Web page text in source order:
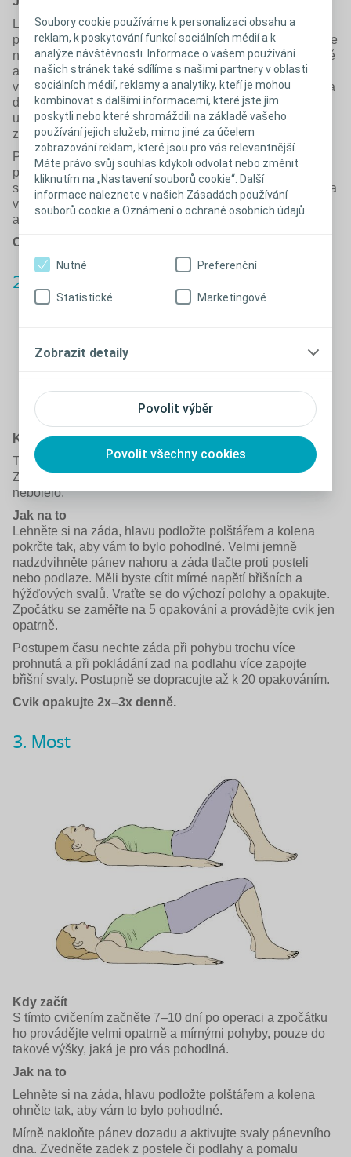
Soubory cookie používáme k personalizaci obsahu a
reklam, k poskytování funkcí sociálních médií a k
analýze návštěvnosti. Informace o vašem používání
našich stránek také sdílíme s našimi partnery v oblasti
sociálních médií, reklamy a analytiky, kteří je mohou
kombinovat s dalšími informacemi, které jste jim
poskytli nebo které shromáždili na základě vašeho
používání jejich služeb, mimo jiné za účelem
zobrazování reklam, které jsou pro vás relevantnější.
Máte právo svůj souhlas kdykoli odvolat nebo změnit
kliknutím na „Nastavení souborů cookie“. Další
informace naleznete v našich Zásadách používání
souborů cookie a Oznámení o ochraně osobních údajů.
Povolit výběr
Povolit všechny cookies
Nutné Preferenční
Statistické Marketingové
Zobrazit detaily
Lehněte si na záda, hlavu si podepřete polštářem a
pokrčte kolena tak, aby vám to bylo pohodlné. Zhluboka se
nadechněte a pomalu vydechněte ústy. Při výdechu jemně
aktivujte hluboké svaly v dolní části břicha. Měli byste cítit
velmi jemný tlak. Nesnažte se zvedat pánev ani tlačit záda
do postele. Vydržte to po dobu 3–5 sekund a poté se
uvolněte. Volně dýchejte, odpočiňte si a následně cvik
zopakujte 3–5krát.
Postupem času můžete cvičení provádět na podlaze bez
polštáře a snažit se o výraznější tlak. Vydržte jej 10–15
sekund a během této doby 2–3krát zhluboka nadechněte a
vydechněte. Opakujte až 5krát. Položte si ruce na břicho,
abyste mohli lépe kontrolovat a vnímat aktivaci svalů.
Cvik opakujte 2x–3x denně.
2. Naklánění pánve
Kdy začít
Toto cvičení lze provádět již několik dní po operaci.
Začněte velmi opatrně a cvičte jen tak, aby vás to
nebolelo.
Jak na to
Lehněte si na záda, hlavu podložte polštářem a kolena
pokrčte tak, aby vám to bylo pohodlné. Velmi jemně
nadzdvihněte pánev nahoru a záda tlačte proti posteli
nebo podlaze. Měli byste cítit mírné napětí břišních a
hýžďových svalů. Vraťte se do výchozí polohy a opakujte.
Zpočátku se zaměřte na 5 opakování a provádějte cvik jen
opatrně.
Postupem času nechte záda při pohybu trochu více
prohnutá a při pokládání zad na podlahu více zapojte
břišní svaly. Postupně se dopracujte až k 20 opakováním.
Cvik opakujte 2x–3x denně.
3. Most
Kdy začít
S tímto cvičením začněte 7–10 dní po operaci a zpočátku
ho provádějte velmi opatrně a mírnými pohyby, pouze do
takové výšky, jaká je pro vás pohodlná.
Jak na to
Lehněte si na záda, hlavu podložte polštářem a kolena
ohněte tak, aby vám to bylo pohodlné.
Mírně nakloňte pánev dozadu a aktivujte svaly pánevního
dna. Zvedněte zadek z postele či podlahy a pomalu